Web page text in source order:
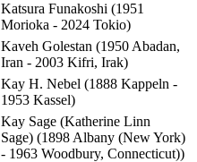
Katsura Funakoshi (1951
Morioka - 2024 Tokio)
Kaveh Golestan (1950 Abadan,
Iran - 2003 Kifri, Irak)
Kay H. Nebel (1888 Kappeln -
1953 Kassel)
Kay Sage (Katherine Linn
Sage) (1898 Albany (New York)
- 1963 Woodbury, Connecticut))